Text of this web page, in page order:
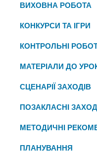
ВИХОВНА РОБОТА
КОНКУРСИ ТА ІГРИ
КОНТРОЛЬНІ
МАТЕРІАЛИ ДО
СЦЕНАРІЇ ЗАХОДІВ
ПОЗАКЛАСНІ
МЕТОДИЧНІ
ПЛАНУВАННЯ